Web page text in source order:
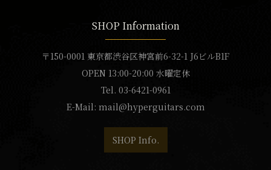
SHOP Information
〒150-0001 東京都渋谷区神宮前6-32-1 J6ビルB1F
OPEN 13:00-20:00 水曜定休
Tel. 03-6421-0961
E-Mail: mail@hyperguitars.com
SHOP Info.